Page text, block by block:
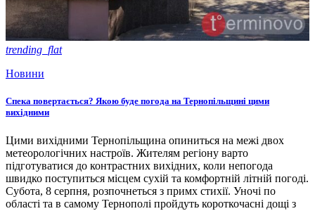
trending_flat
Новини
Спека повертається? Якою буде погода на Тернопільщині цими
вихідними
Цими вихідними Тернопільщина опиниться на межі двох
метеорологічних настроїв. Жителям регіону варто
підготуватися до контрастних вихідних, коли непогода
швидко поступиться місцем сухій та комфортній літній погоді.
Субота, 8 серпня, розпочнеться з примх стихії. Уночі по
області та в самому Тернополі пройдуть короткочасні дощі з